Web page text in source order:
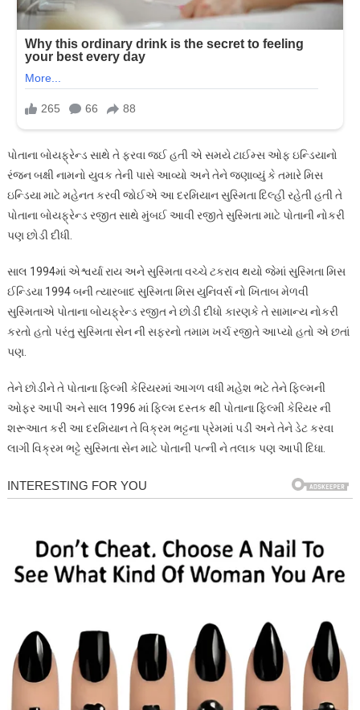
પોતાના બોયફ્રેન્ડ સાથે તે ફરવા જઈ હતી એ સમયે ટાઈમ્સ ઓફ ઇન્ડિયાનો
રંજન બક્ષી નામનો યુવક તેની પાસે આવ્યો અને તેને જણાવ્યું કે તમારે મિસ
ઇન્ડિયા માટે મહેનત કરવી જોઈએ આ દરમિયાન સુસ્મિતા દિલ્હી રહેતી હતી તે
પોતાના બોયફ્રેન્ડ રજીત સાથે મુંબઈ આવી રજીતે સુસ્મિતા માટે પોતાની નોકરી
પણ છોડી દીધી.
સાલ 1994માં એશ્વર્યા રાય અને સુસ્મિતા વચ્ચે ટકરાવ થયો જેમાં સુસ્મિતા મિસ
ઈન્ડિયા 1994 બની ત્યારબાદ સુસ્મિતા મિસ યુનિવર્સ નો ખિતાબ મેળવી
સુસ્મિતાએ પોતાના બોયફ્રેન્ડ રજીત ને છોડી દીધો કારણકે તે સામાન્ય નોકરી
કરતો હતો પરંતુ સુસ્મિતા સેન ની સફરનો તમામ ખર્ચ રજીતે આપ્યો હતો એ છતાં
પણ.
તેને છોડીને તે પોતાના ફિલ્મી કેરિયરમાં આગળ વધી મહેશ ભટે તેને ફિલ્મની
ઓફર આપી અને સાલ 1996 માં ફિલ્મ દસ્તક થી પોતાના ફિલ્મી કેરિયર ની
શરૂઆત કરી આ દરમિયાન તે વિક્રમ ભટ્ટના પ્રેમમાં પડી અને તેને ડેટ કરવા
લાગી વિક્રમ ભટ્ટે સુસ્મિતા સેન માટે પોતાની પત્ની ને તલાક પણ આપી દિધા.